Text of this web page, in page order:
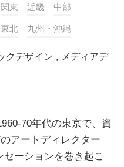
関東 近畿 中部
北 九州・沖縄
クデザイン , メディアデ
70年代の東京で、資
アートディレクター
セーションを巻き起こ